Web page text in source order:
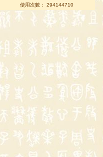
使用次數： 294144710